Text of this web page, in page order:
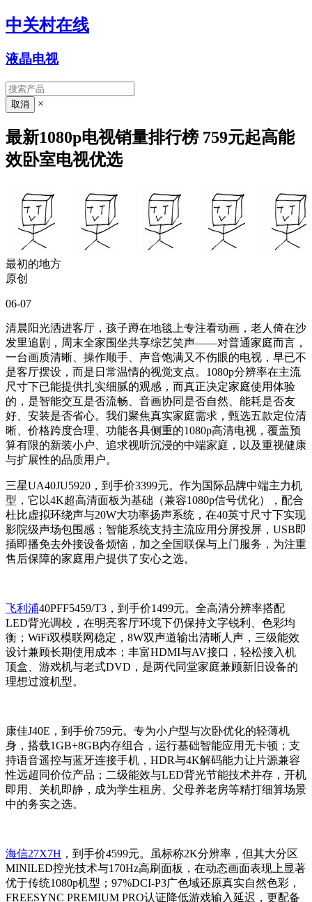
中关村在线
液晶电视
×
最新1080p电视销量排行榜 759元起高能
效卧室电视优选
最初的地方
原创
06-07
清晨阳光洒进客厅，孩子蹲在地毯上专注看动画，老人倚在沙
发里追剧，周末全家围坐共享综艺笑声——对普通家庭而言，
一台画质清晰、操作顺手、声音饱满又不伤眼的电视，早已不
是客厅摆设，而是日常温情的视觉支点。1080p分辨率在主流
尺寸下已能提供扎实细腻的观感，而真正决定家庭使用体验
的，是智能交互是否流畅、音画协同是否自然、能耗是否友
好、安装是否省心。我们聚焦真实家庭需求，甄选五款定位清
晰、价格跨度合理、功能各具侧重的1080p高清电视，覆盖预
算有限的新装小户、追求视听沉浸的中端家庭，以及重视健康
与扩展性的品质用户。
三星UA40JU5920，到手价3399元。作为国际品牌中端主力机
型，它以4K超高清面板为基础（兼容1080p信号优化），配合
杜比虚拟环绕声与20W大功率扬声系统，在40英寸尺寸下实现
影院级声场包围感；智能系统支持主流应用分屏投屏，USB即
插即播免去外接设备烦恼，加之全国联保与上门服务，为注重
售后保障的家庭用户提供了安心之选。
飞利浦40PFF5459/T3，到手价1499元。全高清分辨率搭配
LED背光调校，在明亮客厅环境下仍保持文字锐利、色彩均
衡；WiFi双模联网稳定，8W双声道输出清晰人声，三级能效
设计兼顾长期使用成本；丰富HDMI与AV接口，轻松接入机
顶盒、游戏机与老式DVD，是两代同堂家庭兼顾新旧设备的
理想过渡机型。
康佳J40E，到手价759元。专为小户型与次卧优化的轻薄机
身，搭载1GB+8GB内存组合，运行基础智能应用无卡顿；支
持语音遥控与蓝牙连接手机，HDR与4K解码能力让片源兼容
性远超同价位产品；二级能效与LED背光节能技术并存，开机
即用、关机即静，成为学生租房、父母养老房等精打细算场景
中的务实之选。
海信27X7H ，到手价4599元。虽标称2K分辨率，但其大分区
MINILED控光技术与170Hz高刷面板，在动态画面表现上显著
优于传统1080p机型；97%DCI-P3广色域还原真实自然色彩，
FREESYNC PREMIUM PRO认证降低游戏输入延迟，更配备